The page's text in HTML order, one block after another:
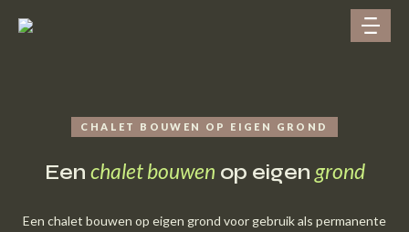
CHALET BOUWEN OP EIGEN GROND
Een chalet bouwen op eigen grond
Een chalet bouwen op eigen grond voor gebruik als permanente